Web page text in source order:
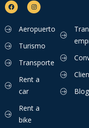
Aeropuerto
Turismo
Transporte
Rent a
car
Rent a
bike
Blog